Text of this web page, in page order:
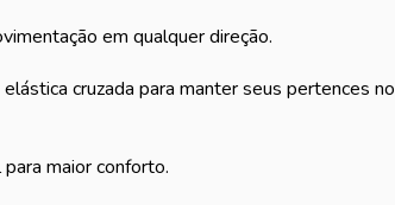
em qualquer direção.
cruzada para manter seus pertences no
maior conforto.